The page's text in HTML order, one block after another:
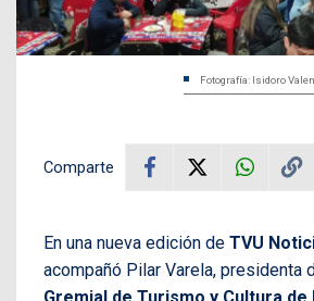
Fotografía: Isidoro
Comparte
En una nueva edición de TVU
acompañó Pilar Varela, presidenta